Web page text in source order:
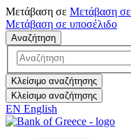
Μετάβαση σε Μετάβαση σε
Μετάβαση σε υποσέλιδο
Αναζήτηση
Κλείσιμο αναζήτησης
Κλείσιμο αναζήτησης
EN English